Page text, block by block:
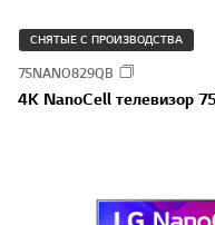
СНЯТЫЕ С ПРОИЗВОДСТВА
75NANO829QB
4K NanoCell телевизор